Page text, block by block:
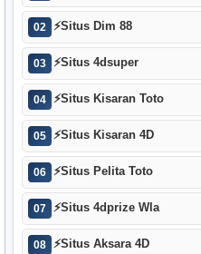
02 ⚡Situs Dim 88
03 ⚡Situs 4dsuper
04 ⚡Situs Kisaran Toto
05 ⚡Situs Kisaran 4D
06 ⚡Situs Pelita Toto
07 ⚡Situs 4dprize Wla
08 ⚡Situs Aksara 4D